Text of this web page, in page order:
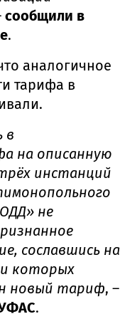
сообщили в
.
аналогичное
тарифа в
в
на описанную
трёх инстанций
не
сославшись на
которых
новый тариф, –
.